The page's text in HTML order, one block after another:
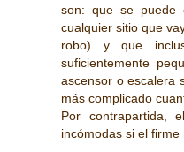
son: que se puede
cualquier sitio que
robo) y que
suficientemente
ascensor o escalera
más complicado
Por contrapartida,
incómodas si el firme